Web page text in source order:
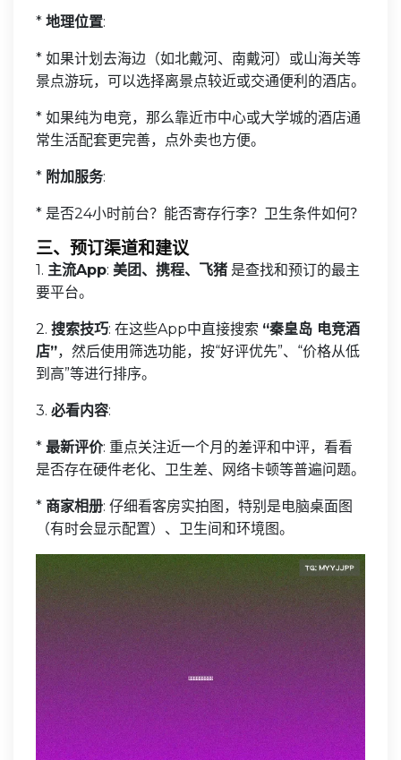
* 地理位置:
* 如果计划去海边（如北戴河、南戴河）或山海关等
景点游玩，可以选择离景点较近或交通便利的酒店。
* 如果纯为电竞，那么靠近市中心或大学城的酒店通
常生活配套更完善，点外卖也方便。
* 附加服务:
* 是否24小时前台？能否寄存行李？卫生条件如何？
三、预订渠道和建议
1. 主流App: 美团、携程、飞猪 是查找和预订的最主
要平台。
2. 搜索技巧: 在这些App中直接搜索 “秦皇岛 电竞酒
店”，然后使用筛选功能，按“好评优先”、“价格从低
到高”等进行排序。
3. 必看内容:
* 最新评价: 重点关注近一个月的差评和中评，看看
是否存在硬件老化、卫生差、网络卡顿等普遍问题。
* 商家相册: 仔细看客房实拍图，特别是电脑桌面图
（有时会显示配置）、卫生间和环境图。